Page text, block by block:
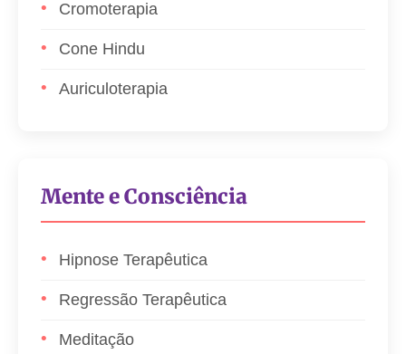
Cromoterapia
Cone Hindu
Auriculoterapia
Mente e Consciência
Hipnose Terapêutica
Regressão Terapêutica
Meditação